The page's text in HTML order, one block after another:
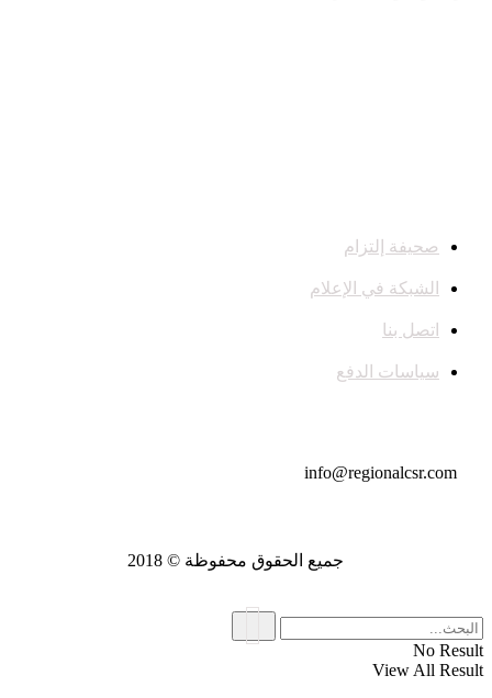
صحيفة إلتزام
الشبكة في الإعلام
اتصل بنا
سياسات الدفع
جميع الحقوق محفوظة © 2018
No Result
View All Result